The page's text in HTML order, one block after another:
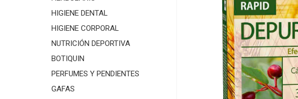
HIGIENE DENTAL
HIGIENE CORPORAL
NUTRICIÓN DEPORTIVA
BOTIQUIN
PERFUMES Y PENDIENTES
GAFAS